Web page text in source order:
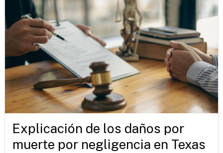
Explicación de los daños por
muerte por negligencia en Texas